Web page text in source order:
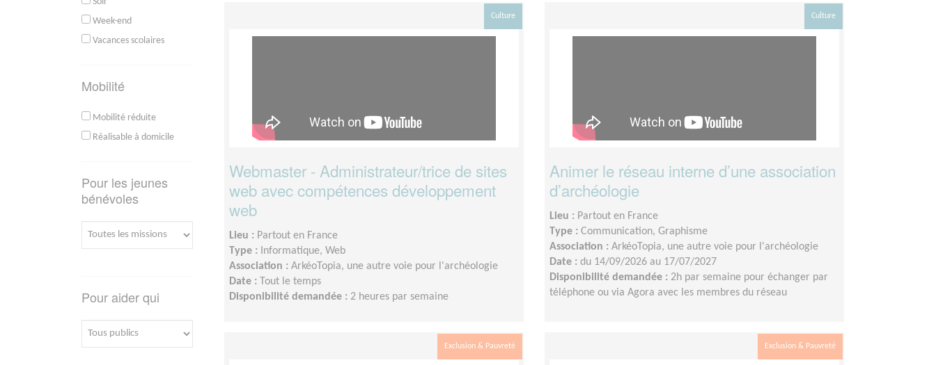
Week-end
Vacances scolaires
Mobilité
Mobilité réduite
Réalisable à domicile
Pour les jeunes
bénévoles
Pour aider qui
Culture
Webmaster - Administrateur/trice de sites
web avec compétences développement
web
Lieu : Partout en France
Type :
Informatique, Web
Association : ArkéoTopia, une autre voie pour l'archéologie
Date :
Tout le temps
Disponibilité demandée : 2 heures par semaine
Culture
Animer le réseau interne d’une association
d’archéologie
Lieu : Partout en France
Type : Communication, Graphisme
Association : ArkéoTopia, une autre voie pour l'archéologie
Date : du 14/09/2026 au 17/07/2027
Disponibilité demandée : 2h par semaine pour échanger par
téléphone ou via Agora avec les membres du réseau
Exclusion & Pauvreté Exclusion & Pauvreté